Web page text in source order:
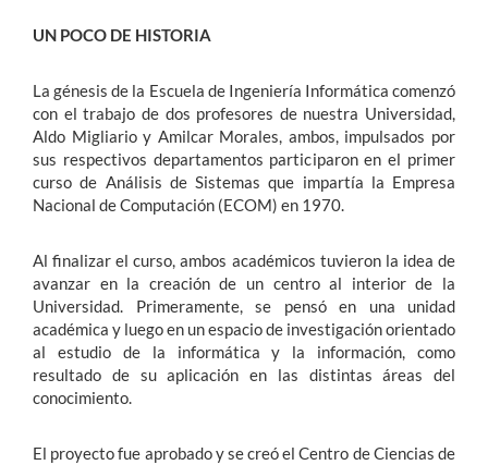
UN POCO DE HISTORIA
La génesis de la Escuela de Ingeniería Informática comenzó
con el trabajo de dos profesores de nuestra Universidad,
Aldo Migliario y Amilcar Morales, ambos, impulsados por
sus respectivos departamentos participaron en el primer
curso de Análisis de Sistemas que impartía la Empresa
Nacional de Computación (ECOM) en 1970.
Al finalizar el curso, ambos académicos tuvieron la idea de
avanzar en la creación de un centro al interior de la
Universidad. Primeramente, se pensó en una unidad
académica y luego en un espacio de investigación orientado
al estudio de la informática y la información, como
resultado de su aplicación en las distintas áreas del
conocimiento.
El proyecto fue aprobado y se creó el Centro de Ciencias de